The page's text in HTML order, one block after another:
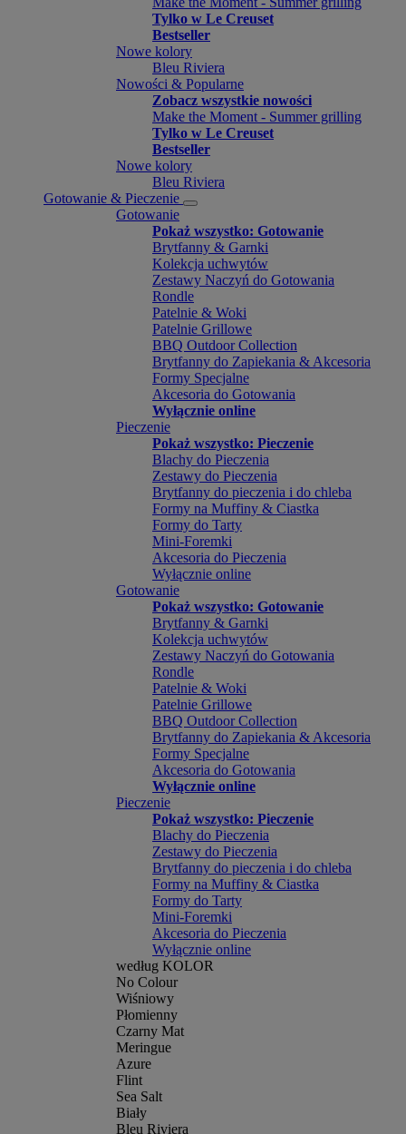
Tylko w Le Creuset
Bestseller
Nowe kolory
Bleu Riviera
Nowości & Popularne
Zobacz wszystkie nowości
Make the Moment - Summer grilling
Tylko w Le Creuset
Bestseller
Nowe kolory
Bleu Riviera
Gotowanie & Pieczenie
Gotowanie
Pokaż wszystko: Gotowanie
Brytfanny & Garnki
Kolekcja uchwytów
Zestawy Naczyń do Gotowania
Rondle
Patelnie & Woki
Patelnie Grillowe
BBQ Outdoor Collection
Brytfanny do Zapiekania & Akcesoria
Formy Specjalne
Akcesoria do Gotowania
Wyłącznie online
Pieczenie
Pokaż wszystko: Pieczenie
Blachy do Pieczenia
Zestawy do Pieczenia
Brytfanny do pieczenia i do chleba
Formy na Muffiny & Ciastka
Formy do Tarty
Mini-Foremki
Akcesoria do Pieczenia
Wyłącznie online
Gotowanie
Pokaż wszystko: Gotowanie
Brytfanny & Garnki
Kolekcja uchwytów
Zestawy Naczyń do Gotowania
Rondle
Patelnie & Woki
Patelnie Grillowe
BBQ Outdoor Collection
Brytfanny do Zapiekania & Akcesoria
Formy Specjalne
Akcesoria do Gotowania
Wyłącznie online
Pieczenie
Pokaż wszystko: Pieczenie
Blachy do Pieczenia
Zestawy do Pieczenia
Brytfanny do pieczenia i do chleba
Formy na Muffiny & Ciastka
Formy do Tarty
Mini-Foremki
Akcesoria do Pieczenia
Wyłącznie online
według KOLOR
No Colour
Wiśniowy
Płomienny
Czarny Mat
Meringue
Azure
Flint
Sea Salt
Biały
Bleu Riviera